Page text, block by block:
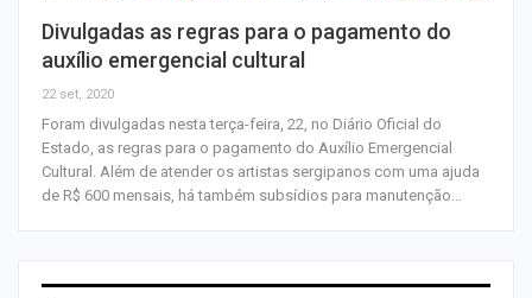
Divulgadas as regras para o pagamento do
auxílio emergencial cultural
22 set, 2020
Foram divulgadas nesta terça-feira, 22, no Diário Oficial do
Estado, as regras para o pagamento do Auxílio Emergencial
Cultural. Além de atender os artistas sergipanos com uma ajuda
de R$ 600 mensais, há também subsídios para manutenção…